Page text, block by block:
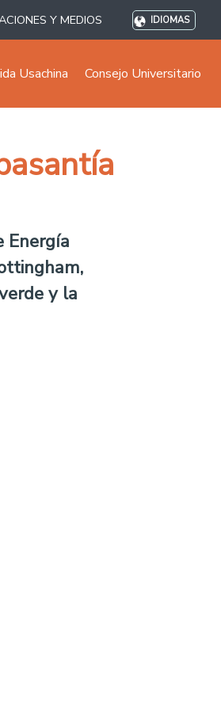
Y MEDIOS IDIOMAS
Usachina Consejo Universitario
Energía
y la